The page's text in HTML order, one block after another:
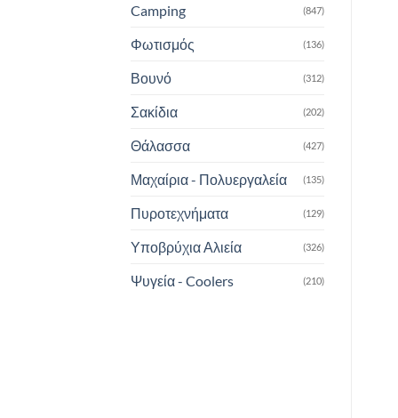
Camping (847)
Φωτισμός (136)
Βουνό (312)
Σακίδια (202)
Θάλασσα (427)
Μαχαίρια - Πολυεργαλεία (135)
Πυροτεχνήματα (129)
Υποβρύχια Αλιεία (326)
Ψυγεία - Coolers (210)